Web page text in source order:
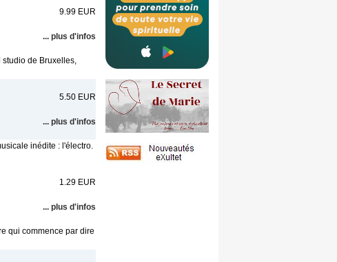
9.99 EUR
... plus d'infos
studio de Bruxelles,
5.50 EUR
... plus d'infos
inédite : l'électro.
1.29 EUR
... plus d'infos
qui commence par dire